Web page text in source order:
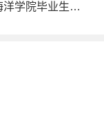
留琼就业创业系列活动暨海南热带海洋学院毕业生秋季双选会在三亚举行